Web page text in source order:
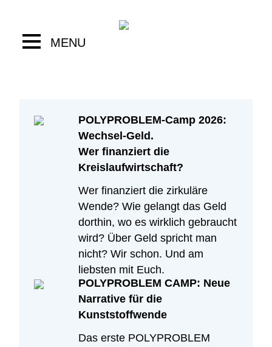
content
MENU
POLYPROBLEM-Camp 2026:
Wechsel-Geld.
Wer finanziert die
Kreislaufwirtschaft?
Wer finanziert die zirkuläre
Wende? Wie gelangt das Geld
dorthin, wo es wirklich gebraucht
wird? Über Geld spricht man
nicht? Wir schon. Und am
liebsten mit Euch.
POLYPROBLEM CAMP: Neue
Narrative für die
Kunststoffwende
Das erste POLYPROBLEM